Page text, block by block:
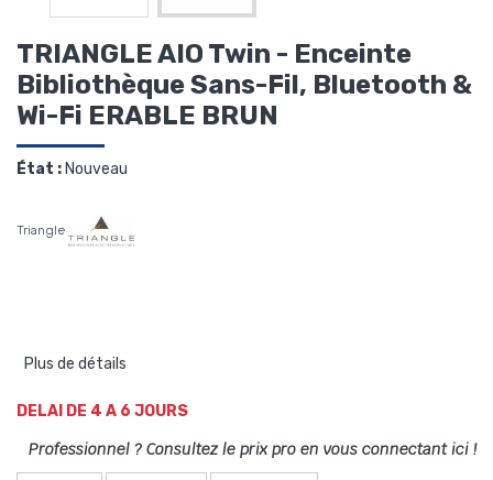
TRIANGLE AIO Twin - Enceinte
Bibliothèque Sans-Fil, Bluetooth &
Wi-Fi ERABLE BRUN
État :Nouveau
Triangle
Plus de détails
DELAI DE 4 A 6 JOURS
Professionnel ? Consultez le prix pro en vous connectant ici !